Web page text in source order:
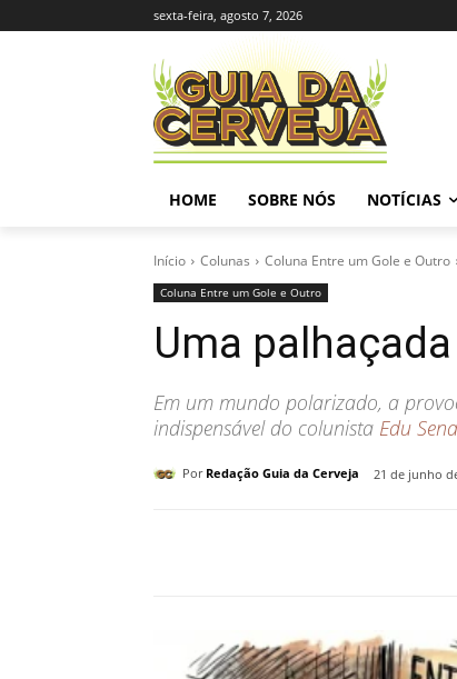
sexta-feira, agosto 7, 2026
HOME SOBRE NÓS NOTÍCIAS
Início Colunas Coluna Entre um Gole e Outro
Coluna Entre um Gole e Outro
Uma
Em um mundo polarizado, a
indispensável do colunista Edu Sena
Por Redação Guia da Cerveja 21 de junho